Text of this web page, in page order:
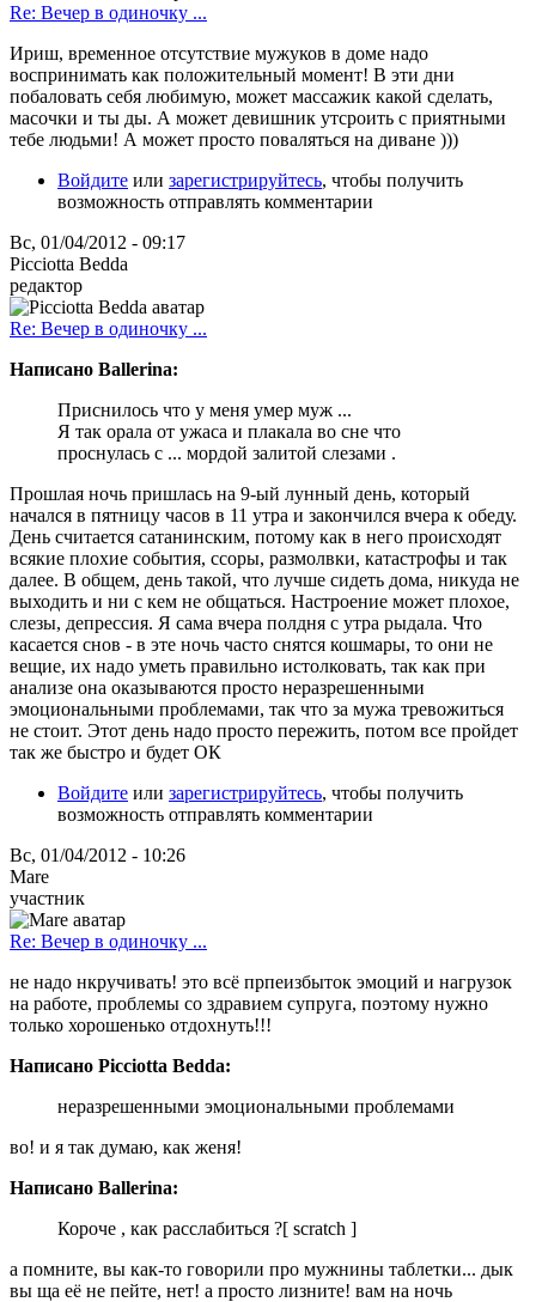
Re: Вечер в одиночку ...
Ириш, временное отсутствие мужуков в доме надо
воспринимать как положительный момент! В эти дни
побаловать себя любимую, может массажик какой сделать,
масочки и ты ды. А может девишник утсроить с приятными
тебе людьми! А может просто поваляться на диване )))
Войдите или зарегистрируйтесь, чтобы получить
возможность отправлять комментарии
Вс, 01/04/2012 - 09:17
Picciotta Bedda
редактор
Re: Вечер в одиночку ...
Написано Ballerina:
Приснилось что у меня умер муж ...
Я так орала от ужаса и плакала во сне что
проснулась с ... мордой залитой слезами .
Прошлая ночь пришлась на 9-ый лунный день, который
начался в пятницу часов в 11 утра и закончился вчера к обеду.
День считается сатанинским, потому как в него происходят
всякие плохие события, ссоры, размолвки, катастрофы и так
далее. В общем, день такой, что лучше сидеть дома, никуда не
выходить и ни с кем не общаться. Настроение может плохое,
слезы, депрессия. Я сама вчера полдня с утра рыдала. Что
касается снов - в эте ночь часто снятся кошмары, то они не
вещие, их надо уметь правильно истолковать, так как при
анализе она оказываются просто неразрешенными
эмоциональными проблемами, так что за мужа тревожиться
не стоит. Этот день надо просто пережить, потом все пройдет
так же быстро и будет ОК
Войдите или зарегистрируйтесь, чтобы получить
возможность отправлять комментарии
Вс, 01/04/2012 - 10:26
Mare
участник
Re: Вечер в одиночку ...
не надо нкручивать! это всё прпеизбыток эмоций и нагрузок
на работе, проблемы со здравием супруга, поэтому нужно
только хорошенько отдохнуть!!!
Написано Picciotta Bedda:
неразрешенными эмоциональными проблемами
во! и я так думаю, как женя!
Написано Ballerina:
Короче , как расслабиться ?[ scratch ]
а помните, вы как-то говорили про мужнины таблетки... дык
вы ща её не пейте, нет! а просто лизните! вам на ночь